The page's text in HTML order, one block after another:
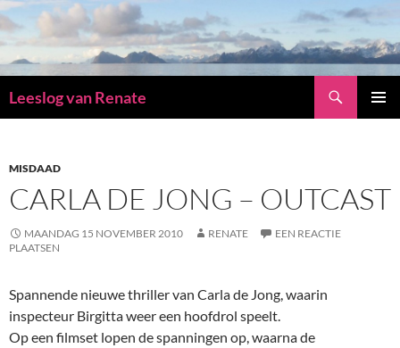
Leeslog van Renate
INHOUD
MISDAAD
CARLA DE JONG – OUTCAST
MAANDAG 15 NOVEMBER 2010 RENATE
EEN REACTIE
PLAATSEN
Spannende nieuwe thriller van Carla de Jong, waarin
inspecteur Birgitta weer een hoofdrol speelt.
Op een filmset lopen de spanningen op, waarna de